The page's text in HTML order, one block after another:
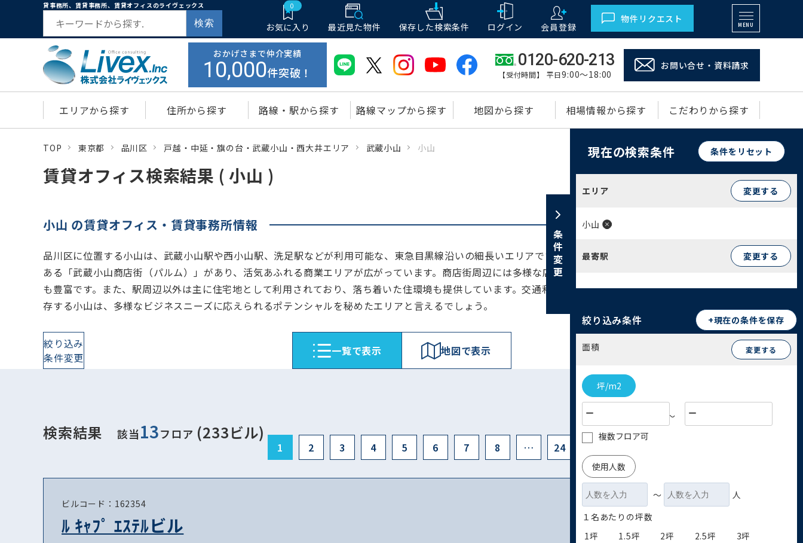
貸事務所、賃貸事務所、賃貸オフィスのライヴェックス
検索
0
お気に入り 最近見た物件 保存した検索条件 ログイン 会員登録
物件リクエスト
MENU
おかげさまで仲介実績
10,000件突破！
0120-620-213
【受付時間】 平日9:00～18:00
お問い合せ・資料請求
エリアから探す 住所から探す 路線・駅から探す 路線マップから探す 地図から探す 相場情報から探す こだわりから探す
TOP 東京都 品川区 戸越・中延・旗の台・武蔵小山・西大井エリア 武蔵小山 小山
条件変更
現在の検索条件 条件をリセット
エリア 変更する
小山
最寄駅 変更する
絞り込み条件 +現在の条件を保存
面積 変更する
坪/m2
〜
複数フロア可
使用人数
〜
人
１名あたりの坪数
1坪
1.5坪 2坪 2.5坪
3坪
賃貸オフィス検索結果 ( 小山 )
小山 の賃貸オフィス・賃貸事務所情報
品川区に位置する小山は、武蔵小山駅や西小山駅、洗足駅などが利用可能な、東急目黒線沿いの細長いエリアです。町域内には都内有数のアーケード商店街で
ある「武蔵小山商店街（パルム）」があり、活気あふれる商業エリアが広がっています。商店街周辺には多様な店舗やオフィスビルが集積し、ビジネスの機会
も豊富です。また、駅周辺以外は主に住宅地として利用されており、落ち着いた住環境も提供しています。交通利便性の高さと、地域に根差した商業活動が共
存する小山は、多様なビジネスニーズに応えられるポテンシャルを秘めたエリアと言えるでしょう。
絞り込み
条件変更
⼀覧で表⽰ 地図で表⽰
検索結果 該当13フロア (233ビル)
1 2 3 4 5 6 7 8 … 24
ビルコード：162354
ﾙ ｷｬﾌﾟ ｴｽﾃﾙビル